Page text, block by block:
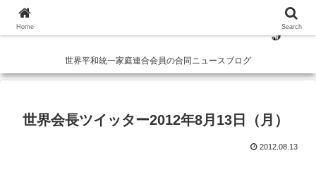
世界平和統一家庭連合会員の合同ニュースブログ
世界会長ツイッター2012年8月13日（月）
2012.08.13
Home Search